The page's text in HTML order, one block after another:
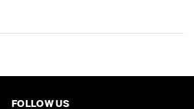
FOLLOW US